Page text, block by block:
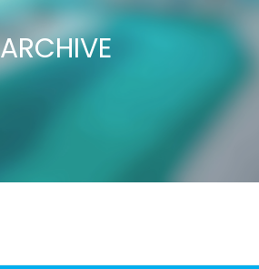
ARCHIVE